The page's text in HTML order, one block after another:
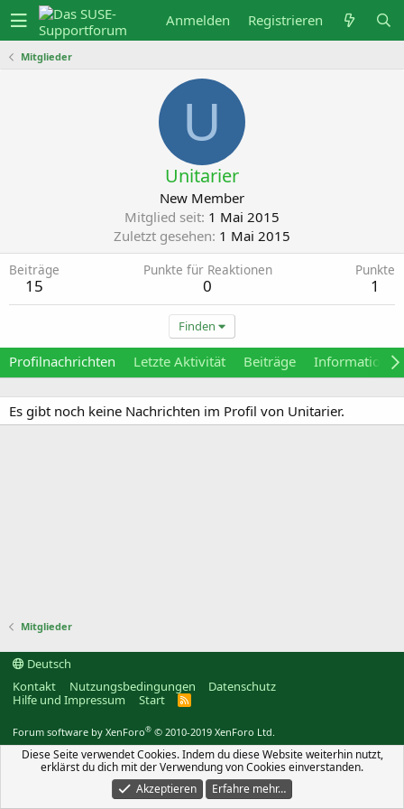
Anmelden Registrieren
Mitglieder
U
Unitarier
New Member
Mitglied seit 1 Mai 2015
Zuletzt gesehen 1 Mai 2015
Beiträge
15
Punkte für Reaktionen
0
Punkte
1
Finden
Profilnachrichten Letzte Aktivität Beiträge Informationen
Es gibt noch keine Nachrichten im Profil von Unitarier.
Mitglieder
Deutsch
Kontakt
Nutzungsbedingungen
Datenschutz
Hilfe und Impressum
Start
R
Forum software by XenForo® © 2010-2019 XenForo Ltd.
Diese Seite verwendet Cookies. Indem du diese Website weiterhin nutzt,
erklärst du dich mit der Verwendung von Cookies einverstanden.
Akzeptieren
Erfahre mehr…